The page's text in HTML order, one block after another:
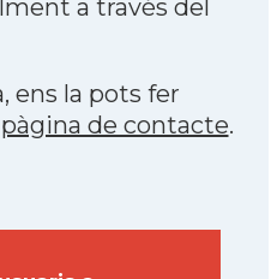
a través del
ens la pots fer
pàgina de contacte.